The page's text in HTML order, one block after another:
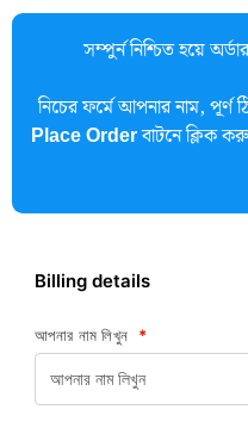
সম্পুর্ন নিশ্চিত হয়ে
নিচের ফর্মে আপনার নাম, পূর্ণ
Place Orderবাটনে ক্লিক
Billing details
আপনার নাম লিখুন *